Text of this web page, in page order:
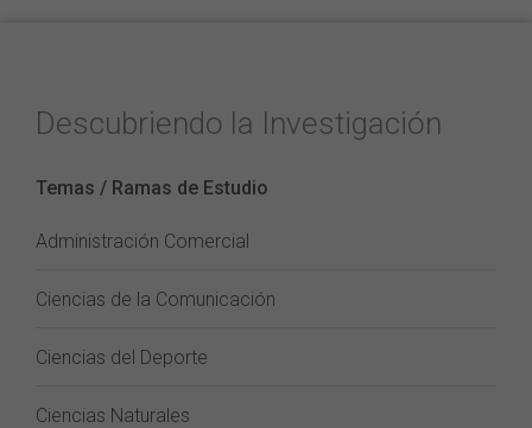
Descubriendo la Investigación
Temas / Ramas de Estudio
Administración Comercial
Ciencias de la Comunicación
Ciencias del Deporte
Ciencias Naturales